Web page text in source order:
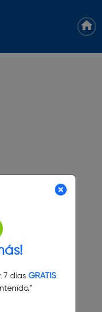
7 días GRATIS